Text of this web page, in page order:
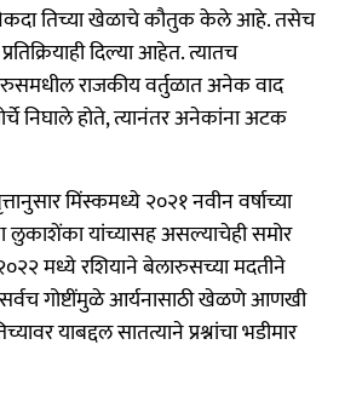
तिच्या खेळाचे कौतुक केले आहे. तसेच
दिल्या आहेत. त्यातच
राजकीय वर्तुळात अनेक वाद
निघाले होते, त्यानंतर अनेकांना अटक
मिंस्कमध्ये २०२१ नवीन वर्षाच्या
लुकाशेंका यांच्यासह असल्याचेही समोर
मध्ये रशियाने बेलारुसच्या मदतीने
गोष्टींमुळे आर्यनासाठी खेळणे आणखी
याबद्दल सातत्याने प्रश्नांचा भडीमार